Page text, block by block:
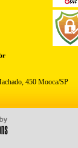
450 Mooca/SP